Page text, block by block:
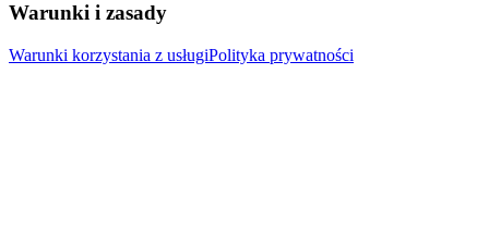
Warunki i zasady
Warunki korzystania z usługiPolityka prywatności